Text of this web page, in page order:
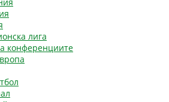
лига
конференциите